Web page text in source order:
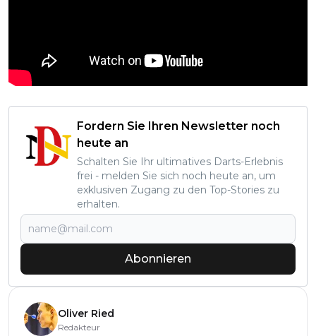
Fordern Sie Ihren Newsletter noch
heute an
Schalten Sie Ihr ultimatives Darts-Erlebnis
frei - melden Sie sich noch heute an, um
exklusiven Zugang zu den Top-Stories zu
erhalten.
Abonnieren
Oliver Ried
Redakteur